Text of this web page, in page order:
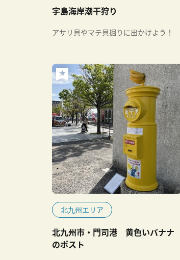
宇島海岸潮干狩り
アサリ貝やマテ貝掘りに出かけよう！
北九州エリア
北九州市・門司港 黄色いバナナ
のポスト